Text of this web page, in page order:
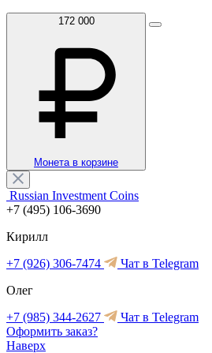
172 000
Монета в корзине
Russian Investment Coins
+7 (495) 106-3690
Кирилл
+7 (926) 306-7474
Чат в Telegram
Олег
+7 (985) 344-2627
Чат в Telegram
Оформить заказ?
Наверх